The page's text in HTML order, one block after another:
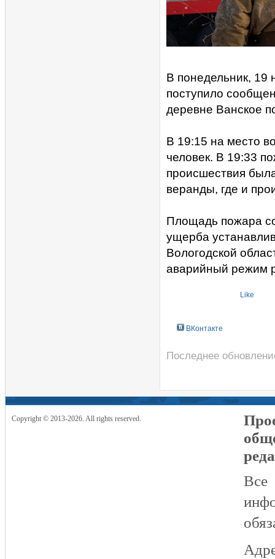
В понедельник,
поступило
деревне Ванское
В 19:15 на место
человек. В 19:33
происшествия
веранды, где и
Площадь пожара
ущерба
Вологодской
аварийный режим
Like
ВКонтакте
Последнее
Copyright © 2013-2026. All rights reserved.